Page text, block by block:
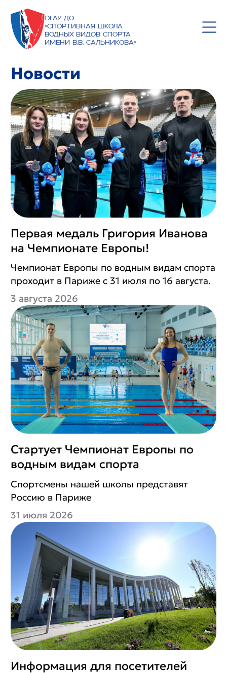
ОГАУ ДО
«Спортивная школа
водных видов спорта
имени В.В. Сальникова»
Новости
Первая медаль Григория Иванова
на Чемпионате Европы!
Чемпионат Европы по водным видам спорта
проходит в Париже с 31 июля по 16 августа.
3 августа 2026
Стартует Чемпионат Европы по
водным видам спорта
Спортсмены нашей школы представят
Россию в Париже
31 июля 2026
Информация для посетителей